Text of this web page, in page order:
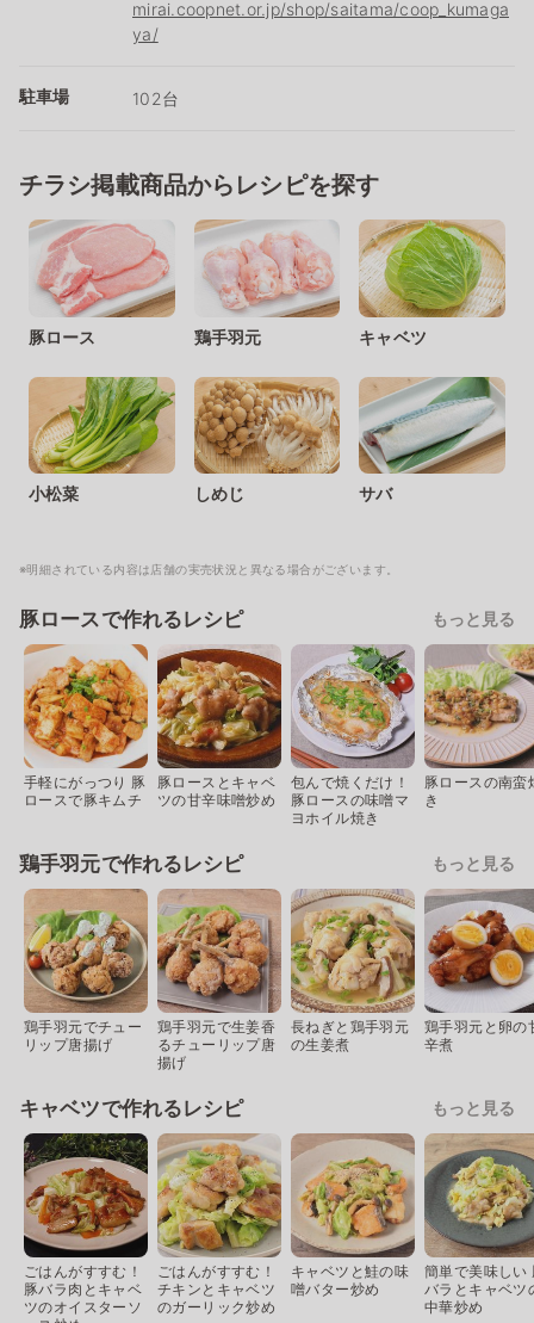
mirai.coopnet.or.jp/shop/saitama/coop_kumaga
ya/
駐車場 102台
チラシ掲載商品からレシピを探す
豚ロース 鶏手羽元 キャベツ
小松菜 しめじ サバ
※明細されている内容は店舗の実売状況と異なる場合がございます。
豚ロースで作れるレシピ もっと見る
手軽にがっつり 豚
ロースで豚キムチ
豚ロースとキャベ
ツの甘辛味噌炒め
包んで焼くだけ！
豚ロースの味噌マ
ヨホイル焼き
豚ロースの南蛮
き
鶏手羽元で作れるレシピ もっと見る
鶏手羽元でチュー
リップ唐揚げ
鶏手羽元で生姜香
るチューリップ唐
揚げ
長ねぎと鶏手羽元
の生姜煮
鶏手羽元と卵の
辛煮
キャベツで作れるレシピ もっと見る
ごはんがすすむ！
豚バラ肉とキャベ
ツのオイスターソ
ごはんがすすむ！
チキンとキャベツ
のガーリック炒め
キャベツと鮭の味
噌バター炒め
簡単で美味しい
バラとキャベツ
中華炒め